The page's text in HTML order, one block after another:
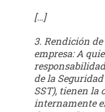
[…]
3. Rendición
empresa: A
de la
SST), tienen la
internamente